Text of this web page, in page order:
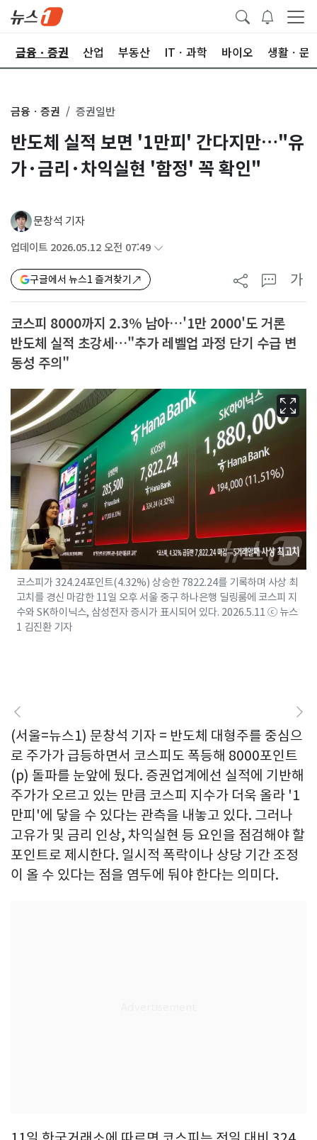
금융ㆍ증권 산업 부동산 ITㆍ과학 바이오 생활ㆍ문
금융ㆍ증권 증권일반
반도체 실적 보면 '1만피' 간다지만…"유
가·금리·차익실현 '함정' 꼭 확인"
문창석 기자
업데이트 2026.05.12 오전 07:49
구글에서 뉴스1 즐겨찾기 가
코스피 8000까지 2.3% 남아…'1만 2000'도 거론
반도체 실적 초강세…"추가 레벨업 과정 단기 수급 변
동성 주의"
코스피가 324.24포인트(4.32%) 상승한 7822.24를 기록하며 사상 최
고치를 경신 마감한 11일 오후 서울 중구 하나은행 딜링룸에 코스피 지
수와 SK하이닉스, 삼성전자 증시가 표시되어 있다. 2026.5.11 ⓒ 뉴스
1 김진환 기자
(서울=뉴스1) 문창석 기자 = 반도체 대형주를 중심으
로 주가가 급등하면서 코스피도 폭등해 8000포인트
(p) 돌파를 눈앞에 뒀다. 증권업계에선 실적에 기반해
주가가 오르고 있는 만큼 코스피 지수가 더욱 올라 '1
만피'에 닿을 수 있다는 관측을 내놓고 있다. 그러나
고유가 및 금리 인상, 차익실현 등 요인을 점검해야 할
포인트로 제시한다. 일시적 폭락이나 상당 기간 조정
이 올 수 있다는 점을 염두에 둬야 한다는 의미다.